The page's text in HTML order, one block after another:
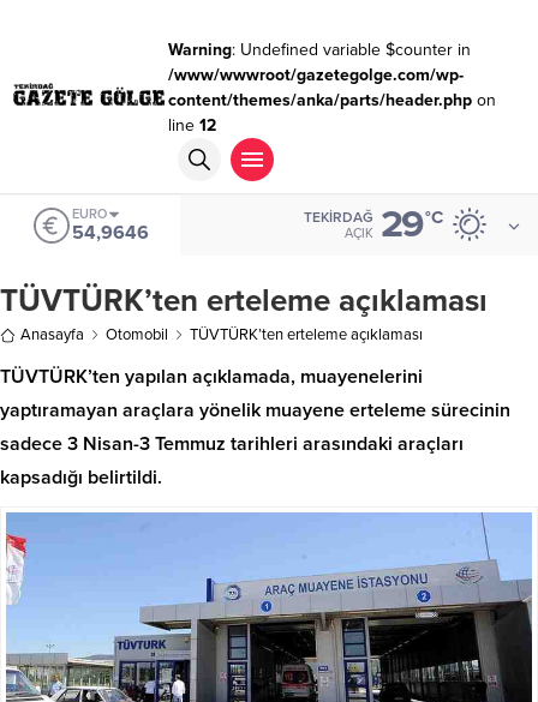
Warning: Undefined variable $counter in
/www/wwwroot/gazetegolge.com/wp-
content/themes/anka/parts/header.phpon
line 12
EURO
54,9646
TEKIRDAĞ
AÇIK 29°C
TÜVTÜRK’ten erteleme açıklaması
Anasayfa Otomobil TÜVTÜRK’ten erteleme açıklaması
TÜVTÜRK’ten yapılan açıklamada, muayenelerini
yaptıramayan araçlara yönelik muayene erteleme sürecinin
sadece 3 Nisan-3 Temmuz tarihleri arasındaki araçları
kapsadığı belirtildi.